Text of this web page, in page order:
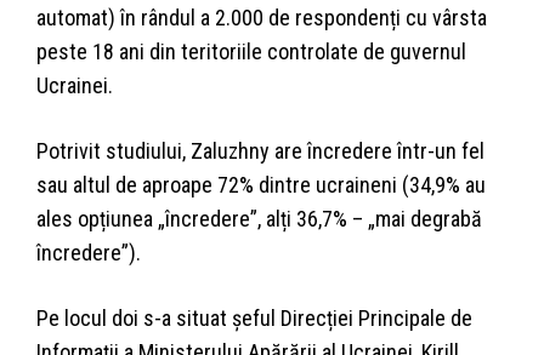
automat) în rândul a 2.000 de respondenți cu vârsta
peste 18 ani din teritoriile controlate de guvernul
Ucrainei.
Potrivit studiului, Zaluzhny are încredere într-un fel
sau altul de aproape 72% dintre ucraineni (34,9% au
ales opțiunea „încredere”, alți 36,7% – „mai degrabă
încredere”).
Pe locul doi s-a situat șeful Direcției Principale de